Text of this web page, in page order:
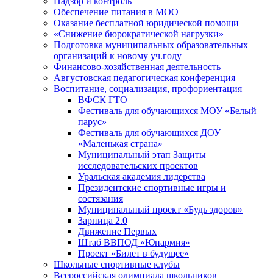
Обеспечение питания в МОО
Оказание бесплатной юридической помощи
«Снижение бюрократической нагрузки»
Подготовка муниципальных образовательных
организаций к новому уч.году
Финансово-хозяйственная деятельность
Августовская педагогическая конференция
Воспитание, социализация, профориентация
ВФСК ГТО
Фестиваль для обучающихся МОУ «Белый
парус»
Фестиваль для обучающихся ДОУ
«Маленькая страна»
Муниципальный этап Защиты
исследовательских проектов
Уральская академия лидерства
Президентские спортивные игры и
состязания
Муниципальный проект «Будь здоров»
Зарница 2.0
Движение Первых
Штаб ВВПОД «Юнармия»
Проект «Билет в будущее»
Школьные спортивные клубы
Всероссийская олимпиада школьников